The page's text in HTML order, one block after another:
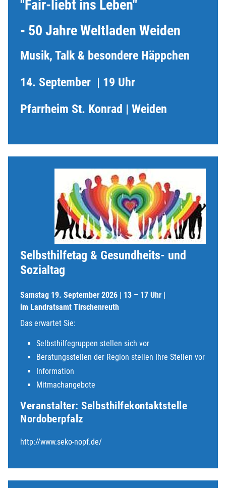
"Fair-liebt ins Leben"
- 50 Jahre Weltladen Weiden
Musik, Talk & besondere Häppchen
14. September | 19 Uhr
Pfarrheim St. Konrad | Weiden
Selbsthilfetag & Gesundheits- und
Sozialtag
Samstag 19. September 2026 | 13 – 17 Uhr |
im Landratsamt Tirschenreuth
Das erwartet Sie:
Selbsthilfegruppen stellen sich vor
Beratungsstellen der Region stellen Ihre Stellen vor
Information
Mitmachangebote
Veranstalter: Selbsthilfekontaktstelle
Nordoberpfalz
http://www.seko-nopf.de/